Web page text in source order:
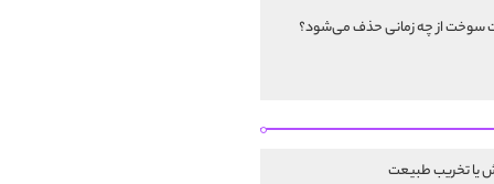
سوخت از چه زمانی حذف می‌شود؟
یا تخریب طبیعت